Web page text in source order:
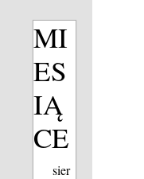
MI
ES
IĄ
CE
sier